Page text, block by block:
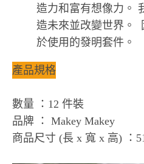
造力和富有想像力。
造未來並改變世界。
於使用的發明套件。
產品規格
數量 ：12 件裝
品牌 ： Makey Makey
商品尺寸 (長 x 寬 x 高) ：